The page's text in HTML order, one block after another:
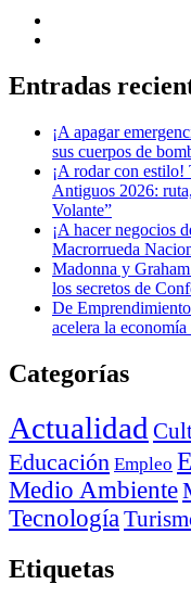
Entradas
¡A apagar
sus cuerpos de
¡A rodar con
Antiguos 2026:
Volante”
¡A hacer negocios
Macrorrueda
Madonna y
los secretos de
De
acelera la
Categorías
Actualidad
Educación Empleo
Medio Ambiente
Tecnología
Etiquetas